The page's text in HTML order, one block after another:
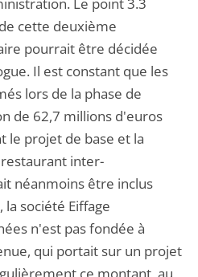
cette deuxième
pourrait être décidée
Il est constant que les
lors de la phase de
de 62,7 millions d'euros
le projet de base et la
inter-
néanmoins être inclus
société Eiffage
n'est pas fondée à
qui portait sur un projet